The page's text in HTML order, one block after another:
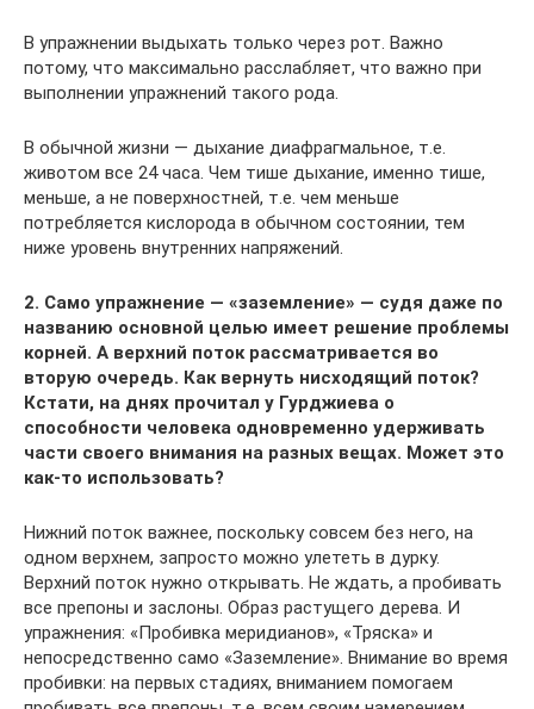
В упражнении выдыхать только через рот. Важно
потому, что максимально расслабляет, что важно при
выполнении упражнений такого рода.
В обычной жизни — дыхание диафрагмальное, т.е.
животом все 24 часа. Чем тише дыхание, именно тише,
меньше, а не поверхностней, т.е. чем меньше
потребляется кислорода в обычном состоянии, тем
ниже уровень внутренних напряжений.
2. Само упражнение — «заземление» — судя даже по
названию основной целью имеет решение проблемы
корней. А верхний поток рассматривается во
вторую очередь. Как вернуть нисходящий поток?
Кстати, на днях прочитал у Гурджиева о
способности человека одновременно удерживать
части своего внимания на разных вещах. Может это
как-то использовать?
Нижний поток важнее, поскольку совсем без него, на
одном верхнем, запросто можно улететь в дурку.
Верхний поток нужно открывать. Не ждать, а пробивать
все препоны и заслоны. Образ растущего дерева. И
упражнения: «Пробивка меридианов», «Тряска» и
непосредственно само «Заземление». Внимание во время
пробивки: на первых стадиях, вниманием помогаем